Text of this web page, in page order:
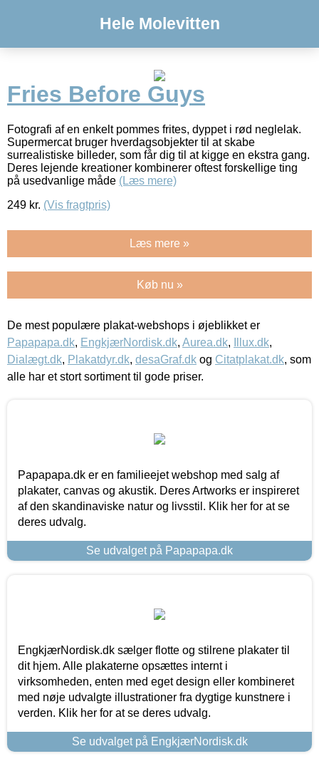
Hele Molevitten
Fries Before Guys
Fotografi af en enkelt pommes frites, dyppet i rød neglelak.
Supermercat bruger hverdagsobjekter til at skabe
surrealistiske billeder, som får dig til at kigge en ekstra gang.
Deres lejende kreationer kombinerer oftest forskellige ting
på usedvanlige måde (Læs mere)
249 kr. (Vis fragtpris)
Læs mere »
Køb nu »
De mest populære plakat-webshops i øjeblikket er
Papapapa.dk, EngkjærNordisk.dk, Aurea.dk, Illux.dk,
Dialægt.dk, Plakatdyr.dk, desaGraf.dk og Citatplakat.dk, som
alle har et stort sortiment til gode priser.
Papapapa.dk er en familieejet webshop med salg af
plakater, canvas og akustik. Deres Artworks er inspireret
af den skandinaviske natur og livsstil. Klik her for at se
deres udvalg.
Se udvalget på Papapapa.dk
EngkjærNordisk.dk sælger flotte og stilrene plakater til
dit hjem. Alle plakaterne opsættes internt i
virksomheden, enten med eget design eller kombineret
med nøje udvalgte illustrationer fra dygtige kunstnere i
verden. Klik her for at se deres udvalg.
Se udvalget på EngkjærNordisk.dk